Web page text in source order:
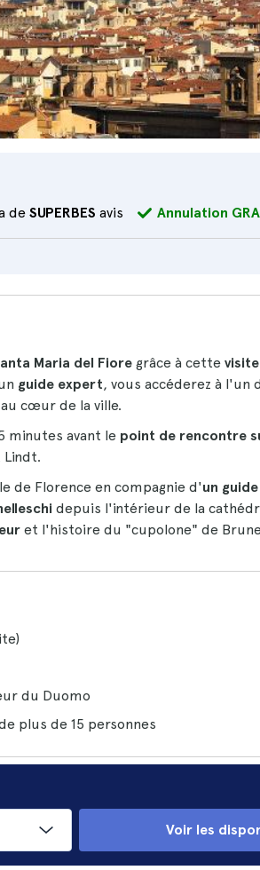
de SUPERBES avis Annulation
Maria del Fiore grâce à cette
guide expert, vous accéderez à l'un
cœur de la ville.
minutes avant le point de rencontre
Lindt.
de Florence en compagnie d'un
depuis l'intérieur de la
et l'histoire du "cupolone" de
du Duomo
plus de 15 personnes
Voir les